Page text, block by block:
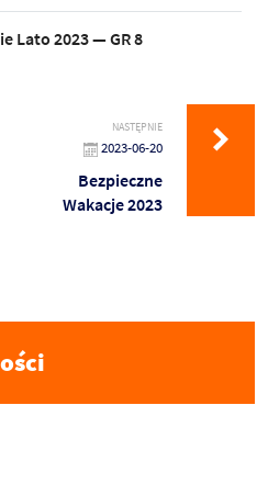
Lato 2023 — GR 8
NASTĘPNIE
2023-06-20
Bezpieczne
Wakacje 2023